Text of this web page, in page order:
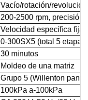
Vacío/rotación/
200-2500 rpm, precisión
Velocidad específica
0-300SX5 (total 5
30 minutos
Moldeo de una matriz
Grupo 5 (Willenton
100kPa a-100kPa